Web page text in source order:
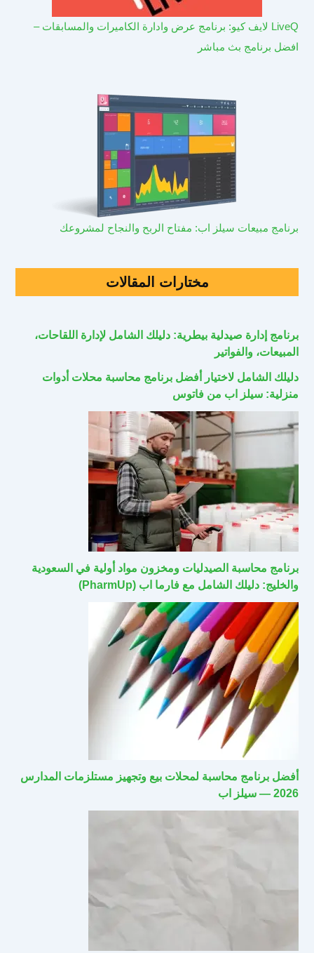
LiveQ لايف كيو: برنامج عرض وادارة الكاميرات والمسابقات –
افضل برنامج بث مباشر
برنامج مبيعات سيلز اب: مفتاح الربح والنجاح لمشروعك
مختارات المقالات
برنامج إدارة صيدلية بيطرية: دليلك الشامل لإدارة اللقاحات،
المبيعات، والفواتير
دليلك الشامل لاختيار أفضل برنامج محاسبة محلات أدوات
منزلية: سيلز اب من فاتوس
برنامج محاسبة الصيدليات ومخزون مواد أولية في السعودية
والخليج: دليلك الشامل مع فارما اب (PharmUp)
أفضل برنامج محاسبة لمحلات بيع وتجهيز مستلزمات المدارس
2026 — سيلز اب